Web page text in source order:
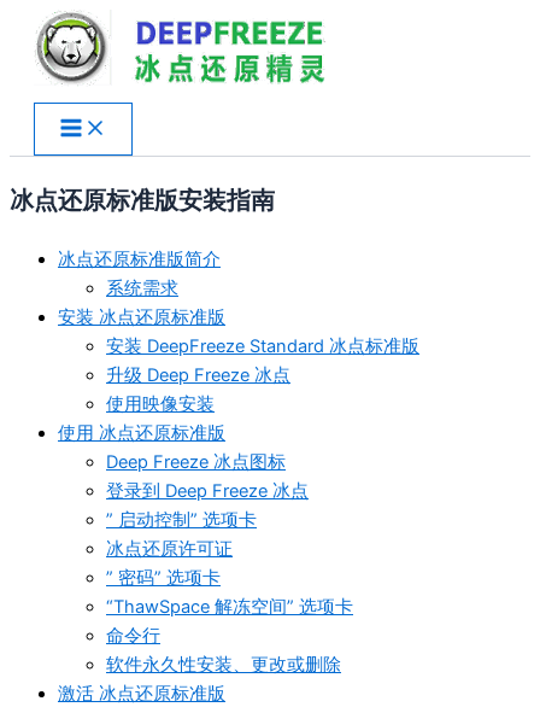
冰点还原标准版安装指南
冰点还原标准版简介
系统需求
安装 冰点还原标准版
安装 DeepFreeze Standard 冰点标准版
升级 Deep Freeze 冰点
使用映像安装
使用 冰点还原标准版
Deep Freeze 冰点图标
登录到 Deep Freeze 冰点
” 启动控制” 选项卡
冰点还原许可证
” 密码” 选项卡
“ThawSpace 解冻空间” 选项卡
命令行
软件永久性安装、更改或删除
激活 冰点还原标准版